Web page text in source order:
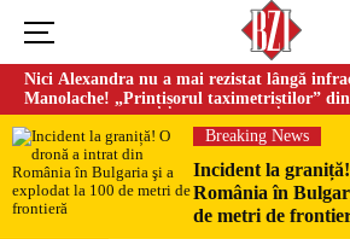
Nici Alexandra nu a mai rezistat lângă
Manolache! „Prințișorul taximetriștilor”
doi ani de căsnicie
Breaking News
Incident la
România în
de metri de